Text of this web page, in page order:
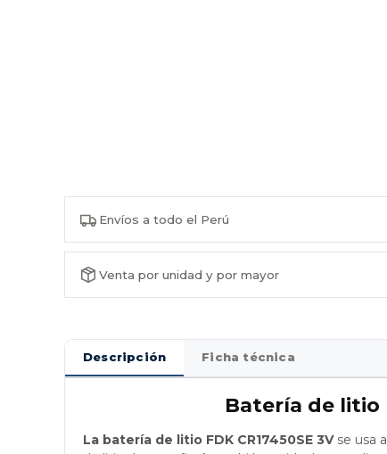
Envíos a todo el Perú
Venta por unidad y por mayor
Descripción Ficha técnica
Batería de litio
La batería de litio FDK CR17450SE 3Vse usa